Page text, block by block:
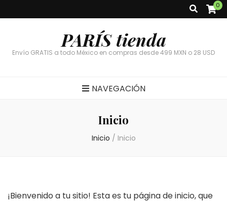
0
PARÍS tienda
Envío GRATIS a todo México en compras desde 499 MXN o 28 USD
NAVEGACIÓN
Inicio
Inicio / Inicio
¡Bienvenido a tu sitio! Esta es tu página de inicio, que